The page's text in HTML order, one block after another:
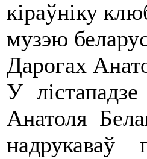
кіраўніку
музэю
Дарогах
У
Анатоля